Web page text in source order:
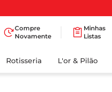
Compre
Novamente
Minhas
Listas
Rotisseria L'or & Pilão
BUSCADOS